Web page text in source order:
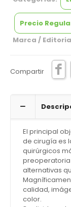
Precio
Marca /
Compartir
El principal
de cirugía es
quirúrgicos
preoperatoria
alternativas
calidad,
color.